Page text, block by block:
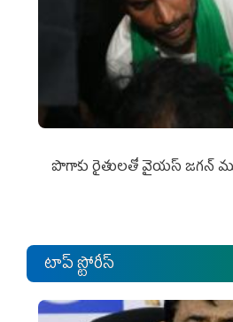
పొగాకు రైతుల‌తో వైయ‌స్ జ‌గ‌న్
టాప్ స్టోరీస్